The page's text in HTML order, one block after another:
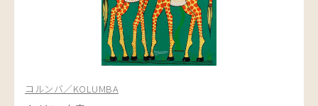
コルンバ／KOLUMBA